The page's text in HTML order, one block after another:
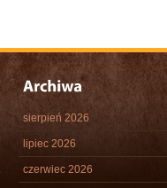
sierpień 2026
lipiec 2026
czerwiec 2026